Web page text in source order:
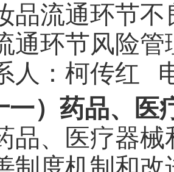
品流通环节
通环节风险
人：柯传红
一）药品、
品、医疗器